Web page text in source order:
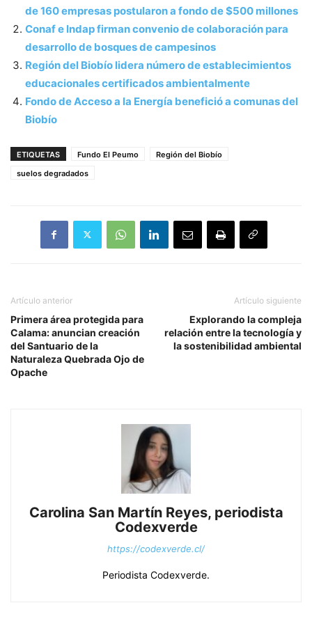
de 160 empresas postularon a fondo de $500 millones
Conaf e Indap firman convenio de colaboración para
desarrollo de bosques de campesinos
Región del Biobío lidera número de establecimientos
educacionales certificados ambientalmente
Fondo de Acceso a la Energía benefició a comunas del
Biobío
ETIQUETAS Fundo El Peumo
Región del Biobío
suelos degradados
Artículo anterior
Primera área protegida para
Calama: anuncian creación
del Santuario de la
Naturaleza Quebrada Ojo de
Opache
Artículo siguiente
Explorando la compleja
relación entre la tecnología y
la sostenibilidad ambiental
Carolina San Martín Reyes, periodista
Codexverde
https://codexverde.cl/
Periodista Codexverde.